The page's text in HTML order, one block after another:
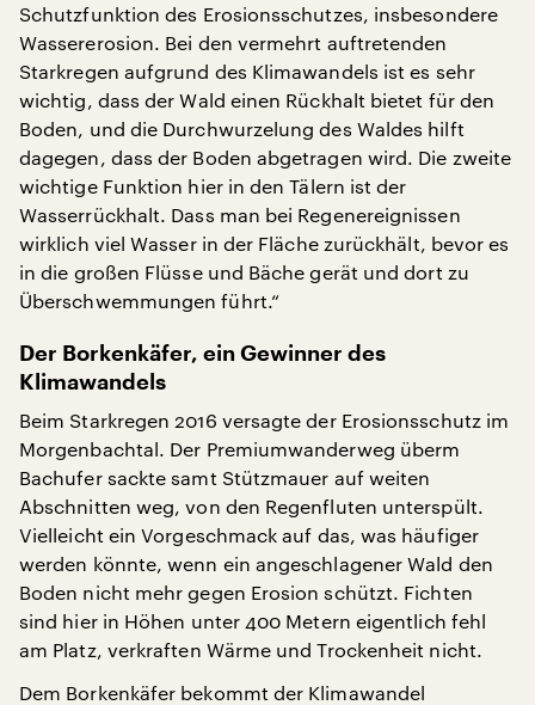
Schutzfunktion des Erosionsschutzes, insbesondere
Wassererosion. Bei den vermehrt auftretenden
Starkregen aufgrund des Klimawandels ist es sehr
wichtig, dass der Wald einen Rückhalt bietet für den
Boden, und die Durchwurzelung des Waldes hilft
dagegen, dass der Boden abgetragen wird. Die zweite
wichtige Funktion hier in den Tälern ist der
Wasserrückhalt. Dass man bei Regenereignissen
wirklich viel Wasser in der Fläche zurückhält, bevor es
in die großen Flüsse und Bäche gerät und dort zu
Überschwemmungen führt.“
Der Borkenkäfer, ein Gewinner des
Klimawandels
Beim Starkregen 2016 versagte der Erosionsschutz im
Morgenbachtal. Der Premiumwanderweg überm
Bachufer sackte samt Stützmauer auf weiten
Abschnitten weg, von den Regenfluten unterspült.
Vielleicht ein Vorgeschmack auf das, was häufiger
werden könnte, wenn ein angeschlagener Wald den
Boden nicht mehr gegen Erosion schützt. Fichten
sind hier in Höhen unter 400 Metern eigentlich fehl
am Platz, verkraften Wärme und Trockenheit nicht.
Dem Borkenkäfer bekommt der Klimawandel